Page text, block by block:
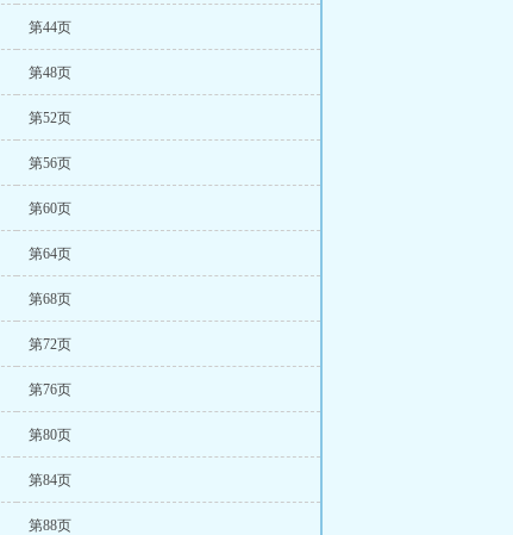
第44页
第48页
第52页
第56页
第60页
第64页
第68页
第72页
第76页
第80页
第84页
第88页